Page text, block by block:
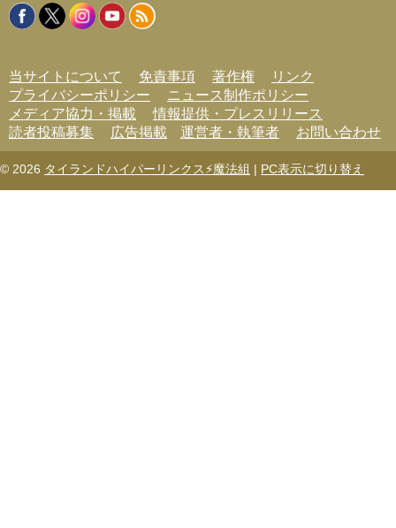
ー
当サイトについて 免責事項 著作権
リンク
プライバシーポリシー
ニュース制作ポリシー
メディア協力・掲載
情報提供・プレスリリース
読者投稿募集
広告掲載 運営者・執筆者 お問い合わせ
© 2026 タイランドハイパーリンクス⚡魔法組 | PC表示に切り替え